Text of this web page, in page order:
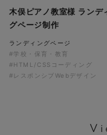
木俣ピアノ教室様 ランデ
グページ制作
ランディングページ
#学校・保育・教育
#HTML/CSSコーディング
#レスポンシブWebデザイン